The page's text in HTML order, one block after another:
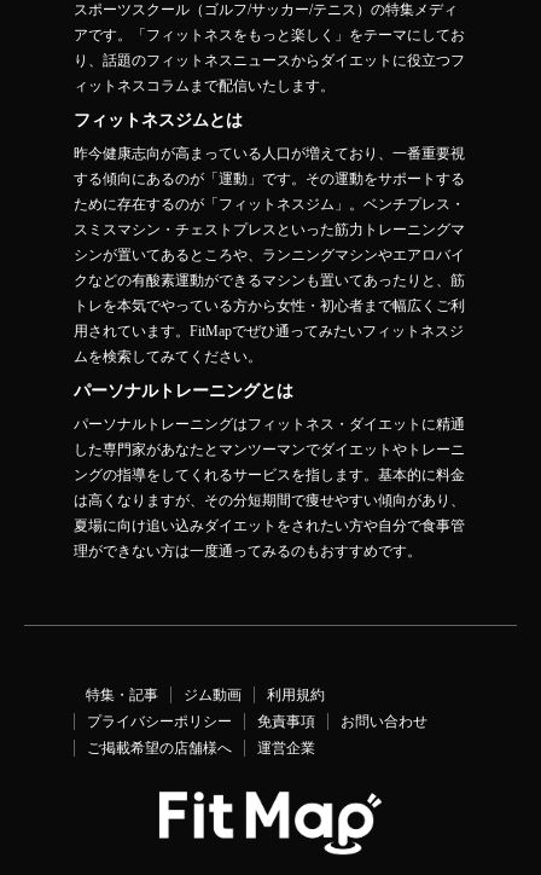
スポーツスクール（ゴルフ/サッカー/テニス）の特集メディ
アです。「フィットネスをもっと楽しく」をテーマにしてお
り、話題のフィットネスニュースからダイエットに役立つフ
ィットネスコラムまで配信いたします。
フィットネスジムとは
昨今健康志向が高まっている人口が増えており、一番重要視
する傾向にあるのが「運動」です。その運動をサポートする
ために存在するのが「フィットネスジム」。ベンチプレス・
スミスマシン・チェストプレスといった筋力トレーニングマ
シンが置いてあるところや、ランニングマシンやエアロバイ
クなどの有酸素運動ができるマシンも置いてあったりと、筋
トレを本気でやっている方から女性・初心者まで幅広くご利
用されています。FitMapでぜひ通ってみたいフィットネスジ
ムを検索してみてください。
パーソナルトレーニングとは
パーソナルトレーニングはフィットネス・ダイエットに精通
した専門家があなたとマンツーマンでダイエットやトレーニ
ングの指導をしてくれるサービスを指します。基本的に料金
は高くなりますが、その分短期間で痩せやすい傾向があり、
夏場に向け追い込みダイエットをされたい方や自分で食事管
理ができない方は一度通ってみるのもおすすめです。
特集・記事 ジム動画
利用規約
プライバシーポリシー
免責事項
お問い合わせ
ご掲載希望の店舗様へ
運営企業